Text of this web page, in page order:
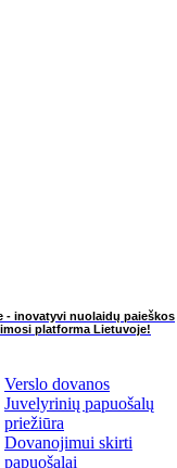
- inovatyvi nuolaidų paieškos
platforma Lietuvoje!
Verslo dovanos
Juvelyrinių papuošalų
priežiūra
Dovanojimui skirti
papuošalai